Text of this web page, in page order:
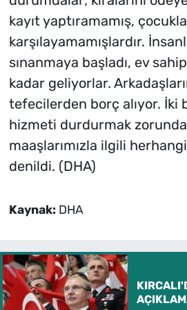
kayıt yaptıramamış,
karşılayamamışlardır.
sınanmaya başladı, ev
kadar geliyorlar.
tefecilerden borç alıyor. İki
hizmeti durdurmak zorunda
maaşlarımızla ilgili
denildi. (DHA)
Kaynak: DHA